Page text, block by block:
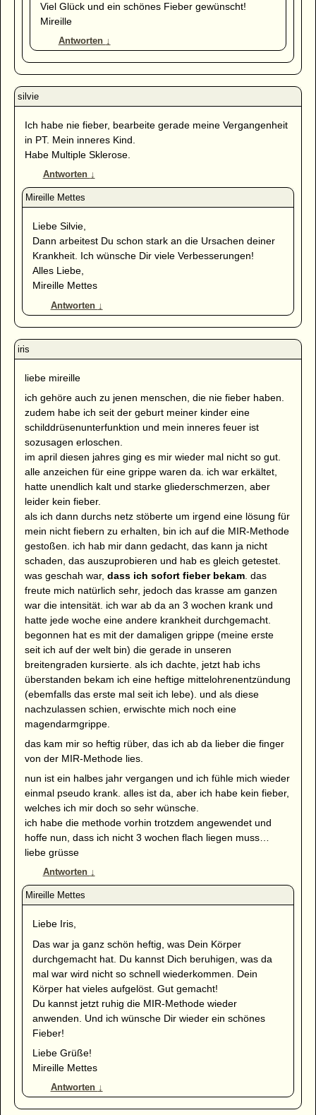
Viel Glück und ein schönes Fieber gewünscht!
Mireille
Antworten ↓
Ich habe nie fieber, bearbeite gerade meine Vergangenheit
in PT. Mein inneres Kind.
Habe Multiple Sklerose.
Antworten ↓
Liebe Silvie,
Dann arbeitest Du schon stark an die Ursachen deiner
Krankheit. Ich wünsche Dir viele Verbesserungen!
Alles Liebe,
Mireille Mettes
Antworten ↓
liebe mireille
ich gehöre auch zu jenen menschen, die nie fieber haben.
zudem habe ich seit der geburt meiner kinder eine
schilddrüsenunterfunktion und mein inneres feuer ist
sozusagen erloschen.
im april diesen jahres ging es mir wieder mal nicht so gut.
alle anzeichen für eine grippe waren da. ich war erkältet,
hatte unendlich kalt und starke gliederschmerzen, aber
leider kein fieber.
als ich dann durchs netz stöberte um irgend eine lösung für
mein nicht fiebern zu erhalten, bin ich auf die MIR-Methode
gestoßen. ich hab mir dann gedacht, das kann ja nicht
schaden, das auszuprobieren und hab es gleich getestet.
was geschah war, dass ich sofort fieber bekam. das
freute mich natürlich sehr, jedoch das krasse am ganzen
war die intensität. ich war ab da an 3 wochen krank und
hatte jede woche eine andere krankheit durchgemacht.
begonnen hat es mit der damaligen grippe (meine erste
seit ich auf der welt bin) die gerade in unseren
breitengraden kursierte. als ich dachte, jetzt hab ichs
überstanden bekam ich eine heftige mittelohrenentzündung
(ebemfalls das erste mal seit ich lebe). und als diese
nachzulassen schien, erwischte mich noch eine
magendarmgrippe.
das kam mir so heftig rüber, das ich ab da lieber die finger
von der MIR-Methode lies.
nun ist ein halbes jahr vergangen und ich fühle mich wieder
einmal pseudo krank. alles ist da, aber ich habe kein fieber,
welches ich mir doch so sehr wünsche.
ich habe die methode vorhin trotzdem angewendet und
hoffe nun, dass ich nicht 3 wochen flach liegen muss…
liebe grüsse
Antworten ↓
Liebe Iris,
Das war ja ganz schön heftig, was Dein Körper
durchgemacht hat. Du kannst Dich beruhigen, was da
mal war wird nicht so schnell wiederkommen. Dein
Körper hat vieles aufgelöst. Gut gemacht!
Du kannst jetzt ruhig die MIR-Methode wieder
anwenden. Und ich wünsche Dir wieder ein schönes
Fieber!
Liebe Grüße!
Mireille Mettes
Antworten ↓